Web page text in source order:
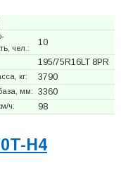
чел.:
10
195/75R16LT 8PR
кг: 3790
мм: 3360
ч: 98
H4